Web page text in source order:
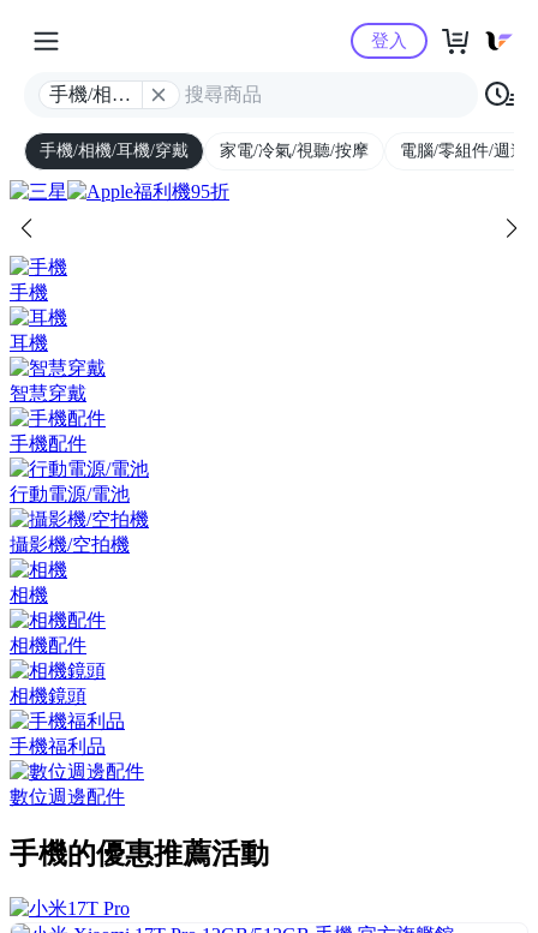
Yahoo購物中心
手機/相機/
登入
手機/相機/耳機/穿戴 家電/冷氣/視聽/按摩 電腦/零組件/週邊/
手機
耳機
智慧穿戴
手機配件
行動電源/電池
攝影機/空拍機
相機
相機配件
相機鏡頭
手機福利品
數位週邊配件
手機的優惠推薦活動